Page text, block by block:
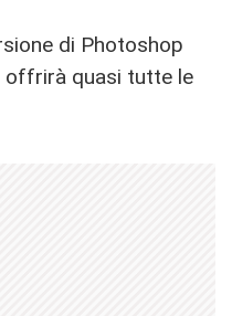
di Photoshop
offrirà quasi tutte le